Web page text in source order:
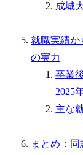
成城
就職実績か
の実力
卒業
2025
主な
まとめ：